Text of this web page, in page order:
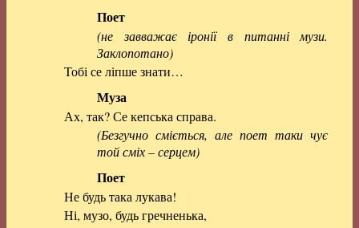
Поет
(не завважає іронії в питанні музи.
Заклопотано)
Тобі се ліпше знати…
Муза
Ах, так? Се кепська справа.
(Безгучно сміється, але поет таки чує
той сміх – серцем)
Поет
Не будь така лукава!
Ні, музо, будь гречненька,